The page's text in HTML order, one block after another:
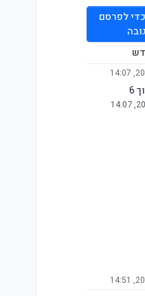
לפרסם